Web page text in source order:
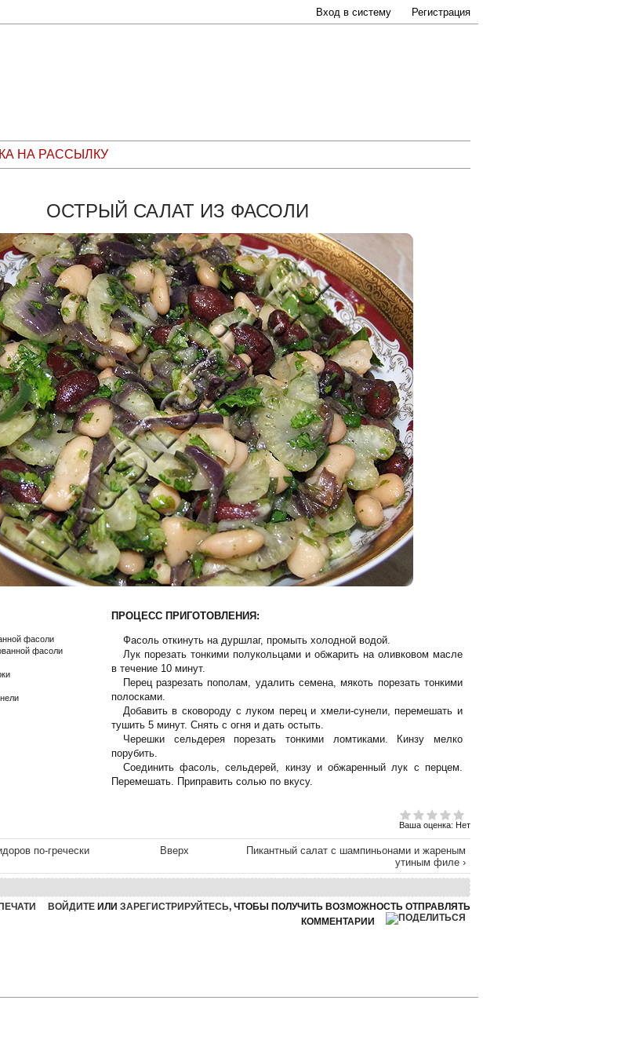
Вход в систему Регистрация
НА РАССЫЛКУ
ОСТРЫЙ САЛАТ ИЗ ФАСОЛИ
фасоли
фасоли
ПРОЦЕСС ПРИГОТОВЛЕНИЯ:
Фасоль откинуть на дуршлаг, промыть холодной водой.
Лук порезать тонкими полукольцами и обжарить на оливковом масле
в течение 10 минут.
Перец разрезать пополам, удалить семена, мякоть порезать тонкими
полосками.
Добавить в сковороду с луком перец и хмели-сунели, перемешать и
тушить 5 минут. Снять с огня и дать остыть.
Черешки сельдерея порезать тонкими ломтиками. Кинзу мелко
порубить.
Соединить фасоль, сельдерей, кинзу и обжаренный лук с перцем.
Перемешать. Приправить солью по вкусу.
Ваша оценка: Нет
по-гречески Вверх
Пикантный салат с шампиньонами и жареным
утиным филе ›
ВОЙДИТЕ ИЛИ ЗАРЕГИСТРИРУЙТЕСЬ, ЧТОБЫ ПОЛУЧИТЬ ВОЗМОЖНОСТЬ ОТПРАВЛЯТЬ
КОММЕНТАРИИ